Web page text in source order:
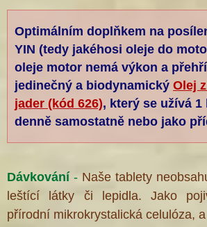
Optimálním doplňkem na
YIN (tedy jakéhosi oleje do
oleje motor nemá výkon a
jedinečný a biodynamický Olej
jader (kód 626), který se užívá
denně samostatně nebo jako
Dávkování - Naše tablety
leštící látky či lepidla. Jako
přírodní mikrokrystalická celulóza,